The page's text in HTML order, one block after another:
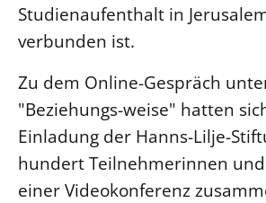
Studienaufenthalt in
verbunden ist.
Zu dem Online-Gespräch
"Beziehungs-weise" hatten
Einladung der Hanns-Lilje-
hundert Teilnehmerinnen
einer Videokonferenz
MITARBEIT
Beruf
Freie Stellen
BIBLIOTHEK & ARCHIV